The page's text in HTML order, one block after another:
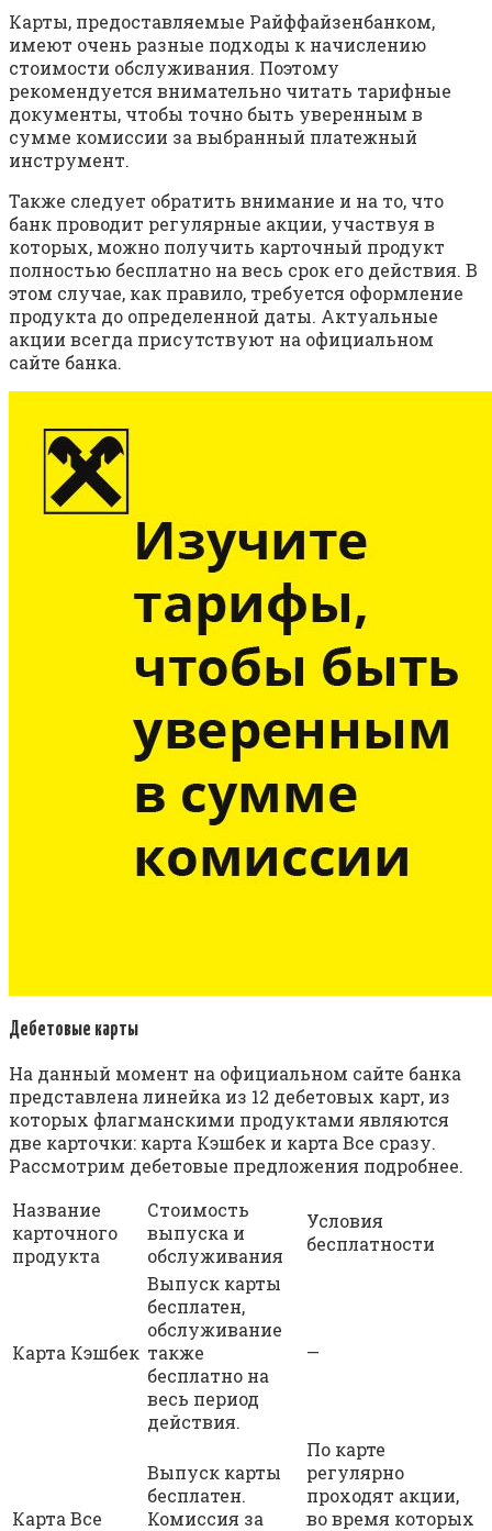
Карты, предоставляемые Райффайзенбанком,
имеют очень разные подходы к начислению
стоимости обслуживания. Поэтому
рекомендуется внимательно читать тарифные
документы, чтобы точно быть уверенным в
сумме комиссии за выбранный платежный
инструмент.
Также следует обратить внимание и на то, что
банк проводит регулярные акции, участвуя в
которых, можно получить карточный продукт
полностью бесплатно на весь срок его действия. В
этом случае, как правило, требуется оформление
продукта до определенной даты. Актуальные
акции всегда присутствуют на официальном
сайте банка.
Дебетовые карты
На данный момент на официальном сайте банка
представлена линейка из 12 дебетовых карт, из
которых флагманскими продуктами являются
две карточки: карта Кэшбек и карта Все сразу.
Рассмотрим дебетовые предложения подробнее.
Название
карточного
продукта
Стоимость
выпуска и
обслуживания
Условия
бесплатности
Карта Кэшбек
Выпуск карты
бесплатен,
обслуживание
также
бесплатно на
весь период
действия.
—
Карта Все
Выпуск карты
бесплатен.
Комиссия за
По карте
регулярно
проходят акции,
во время которых